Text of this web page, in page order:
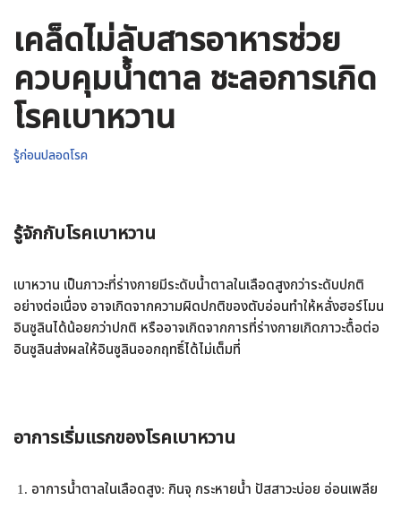
เคล็ดไม่ลับสารอาหารช่วย
ควบคุมน้ำตาล ชะลอการเกิด
โรคเบาหวาน
รู้ก่อนปลอดโรค
รู้จักกับโรคเบาหวาน
เบาหวาน เป็นภาวะที่ร่างกายมีระดับน้ำตาลในเลือดสูงกว่าระดับปกติ
อย่างต่อเนื่อง อาจเกิดจากความผิดปกติของตับอ่อนทำให้หลั่งฮอร์โมน
อินซูลินได้น้อยกว่าปกติ หรืออาจเกิดจากการที่ร่างกายเกิดภาวะดื้อต่อ
อินซูลินส่งผลให้อินซูลินออกฤทธิ์ได้ไม่เต็มที่
อาการเริ่มแรกของโรคเบาหวาน
อาการน้ำตาลในเลือดสูง: กินจุ กระหายน้ำ ปัสสาวะบ่อย อ่อนเพลีย